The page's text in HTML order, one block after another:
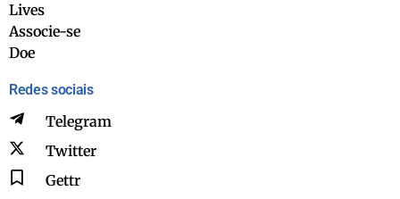
Lives
Associe-se
Doe
Redes sociais
Telegram
Twitter
Gettr